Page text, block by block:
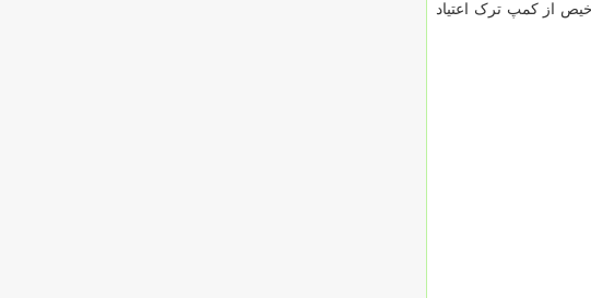
از کمپ ترک اعتیاد